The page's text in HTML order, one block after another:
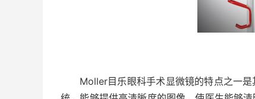
Moller目乐眼科手术显微镜的特点之一